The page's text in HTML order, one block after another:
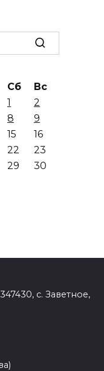
Сб
Вс
1
2
8
9
15
16
22
23
29
30
с. Заветное,